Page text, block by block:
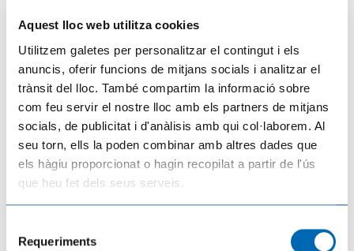
Aquest lloc web utilitza cookies
Utilitzem galetes per personalitzar el contingut i els
anuncis, oferir funcions de mitjans socials i analitzar el
trànsit del lloc. També compartim la informació sobre
com feu servir el nostre lloc amb els partners de mitjans
socials, de publicitat i d'anàlisis amb qui col·laborem. Al
seu torn, ells la poden combinar amb altres dades que
els hàgiu proporcionat o hagin recopilat a partir de l'ús
que heu fet dels seus serveis.
Requeriments
aquesta sinergia entre cultures, tradició i costums, conjugar-ho tot i
treballar-les també a nivell social i educatiu.
Dona i essència està passant per diverses fases que segueixen una
brúixola. En quin punt està?
Ara, les 160 persones que estem implicades en aquest projecte, estem
treballant l’estructura de l’espectacle des del punt de vista dels
diferents equips de treball. La base és l'equip de músics, amb direcció
el bateria, i Pablo Díaz és guitarrista. Jo poso la veu. També es llegiran
uns fragments escrits sobre la vida d’aquestes dones, i que